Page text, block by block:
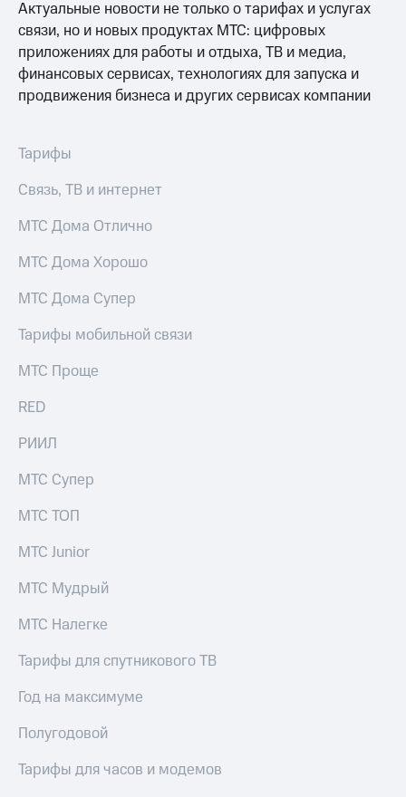
красивый
номер
Заменить
SIM-
карту
Для дома
и подключите
с выгодным
Тарифы
ТВ и телефон
для дома
интернет
Домашнее
ТВ
Домашний
телефон
Перейти
в МТС
со своим
ТВ и телефон
для дома
Услуги
Личный
Личный
спутникового
Скачать
Мой
МТС
Акции
Видеонаблюдение
МТС
Premium
на гигабайты
фильмы,
и многое
Семейная
группа
Скидка
на тарифы,
общие
подписки
Актуальные новости не только о тарифах и услугах
связи, но и новых продуктах МТС: цифровых
приложениях для работы и отдыха, ТВ и медиа,
финансовых сервисах, технологиях для запуска и
продвижения бизнеса и других сервисах компании
Тарифы
Связь, ТВ и интернет
МТС Дома Отлично
МТС Дома Хорошо
МТС Дома Супер
Тарифы мобильной связи
МТС Проще
RED
РИИЛ
МТС Супер
МТС ТОП
МТС Junior
МТС Мудрый
МТС Налегке
Тарифы для спутникового ТВ
Год на максимуме
Полугодовой
Тарифы для часов и модемов